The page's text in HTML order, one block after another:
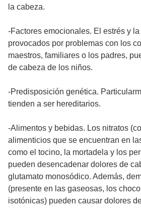
la cabeza.
-Factores emocionales. El estrés y
provocados por problemas con los
maestros, familiares o los padres,
de cabeza de los niños.
-Predisposición genética.
tienden a ser hereditarios.
-Alimentos y bebidas. Los nitratos
alimenticios que se encuentran en
como el tocino, la mortadela y los
pueden desencadenar dolores de
glutamato monosódico. Además,
(presente en las gaseosas, los
isotónicas) pueden causar dolores